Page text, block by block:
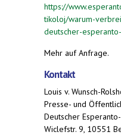
https://
tikoloj/warum-
deutscher-
Mehr auf Anfrage.
Kontakt
Louis v. Wunsch-
Presse- und
Deutscher
Wiclefstr. 9, 10551